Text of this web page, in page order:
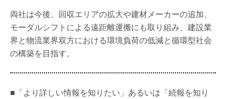
両社は今後、回収エリアの拡大や建材メーカーの追加、
モーダルシフトによる遠距離運搬にも取り組み、建設業
界と物流業界双方における環境負荷の低減と循環型社会
の構築を目指す。
■「より詳しい情報を知りたい」あるいは「続報を知り